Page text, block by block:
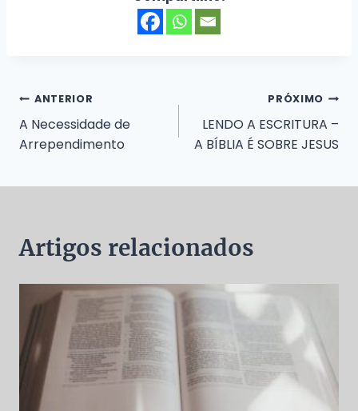
Navegação
de
ANTERIOR
A Necessidade de
Arrependimento
PRÓXIMO
LENDO A ESCRITURA –
A BÍBLIA É SOBRE JESUS
Artigos relacionados